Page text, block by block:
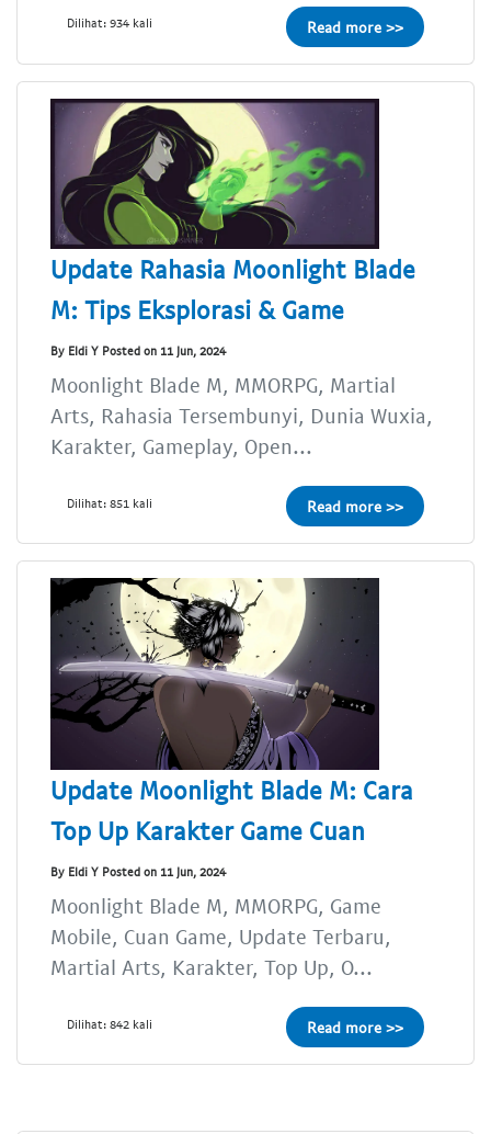
Dilihat: 934 kali Read more >>
Update Rahasia Moonlight Blade
M: Tips Eksplorasi & Game
By Eldi Y Posted on 11 Jun, 2024
Moonlight Blade M, MMORPG, Martial
Arts, Rahasia Tersembunyi, Dunia Wuxia,
Karakter, Gameplay, Open...
Dilihat: 851 kali Read more >>
Update Moonlight Blade M: Cara
Top Up Karakter Game Cuan
By Eldi Y Posted on 11 Jun, 2024
Moonlight Blade M, MMORPG, Game
Mobile, Cuan Game, Update Terbaru,
Martial Arts, Karakter, Top Up, O...
Dilihat: 842 kali Read more >>